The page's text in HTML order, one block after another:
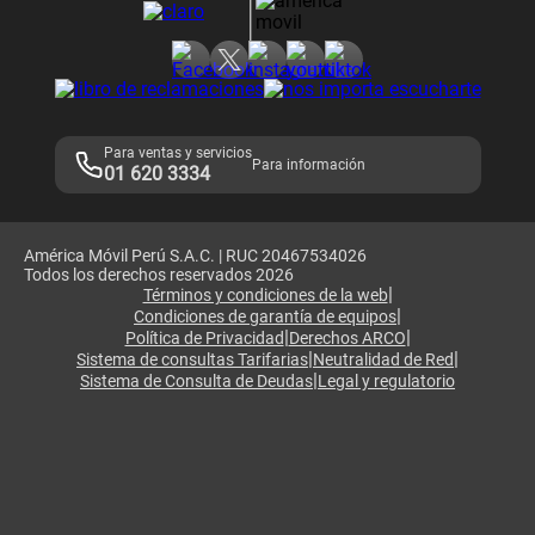
Adquirientes iPhone 6, 6S y SE
Mensaje de Seguridad
Términos y Condiciones de Tienda Claro
Libro de Reclamaciones
Para ventas y servicios
01 620 3334 Para información
América Móvil Perú S.A.C. | RUC 20467534026
Todos los derechos reservados 2026
Términos y condiciones de la web|
Condiciones de garantía de equipos|
Política de Privacidad|Derechos ARCO|
Sistema de consultas Tarifarias|Neutralidad de Red|
Sistema de Consulta de Deudas|Legal y regulatorio